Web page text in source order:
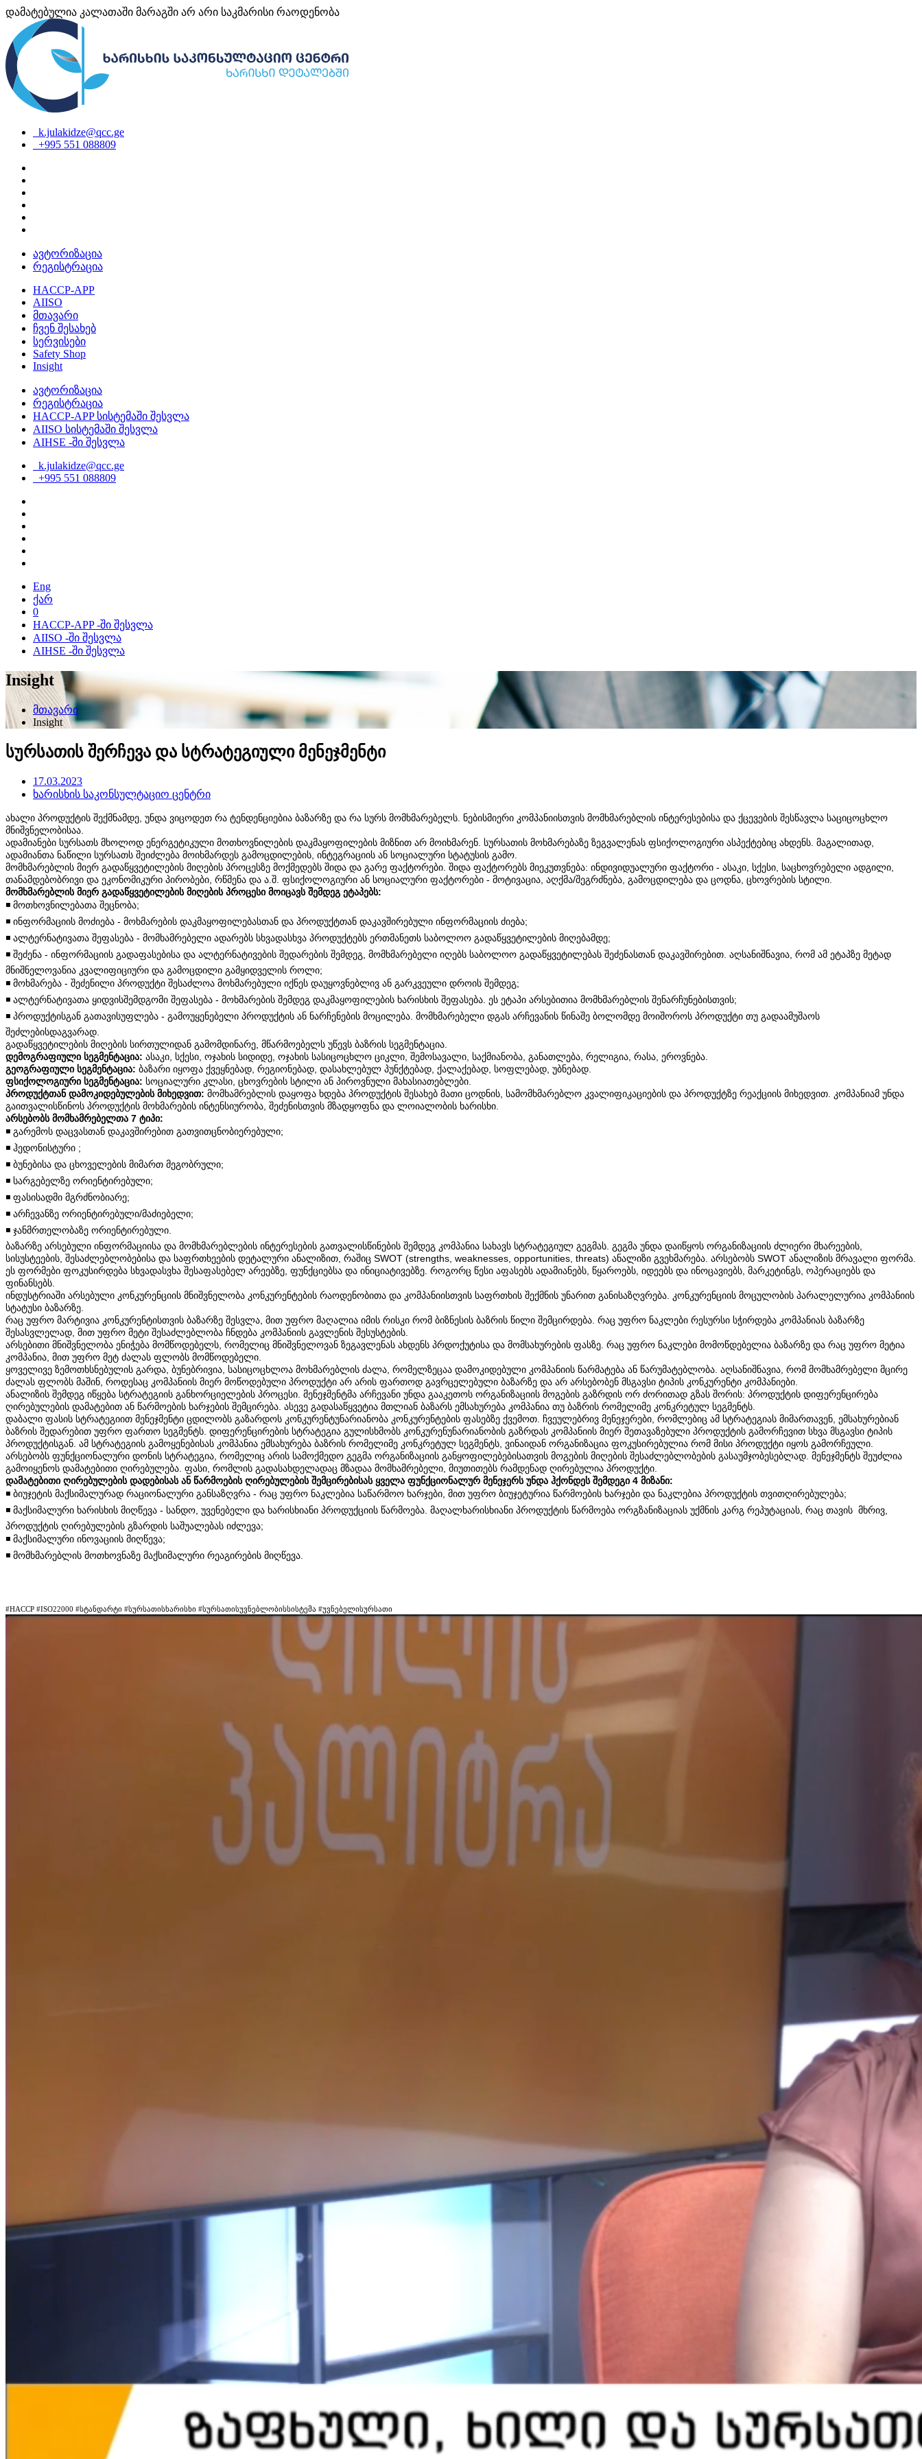
დამატებულია კალათაში მარაგში არ არი საკმარისი რაოდენობა
k.julakidze@qcc.ge
+995 551 088809
ავტორიზაცია
რეგისტრაცია
HACCP-APP
AIISO
მთავარი
ჩვენ შესახებ
სერვისები
Safety Shop
Insight
ავტორიზაცია
რეგისტრაცია
HACCP-APP სისტემაში შესვლა
AIISO სისტემაში შესვლა
AIHSE -ში შესვლა
k.julakidze@qcc.ge
+995 551 088809
Eng
ქარ
0
HACCP-APP -ში შესვლა
AIISO -ში შესვლა
AIHSE -ში შესვლა
Insight
მთავარი
Insight
სურსათის შერჩევა და სტრატეგიული მენეჯმენტი
17.03.2023
ხარისხის საკონსულტაციო ცენტრი
ახალი პროდუქტის შექმნამდე, უნდა ვიცოდეთ რა ტენდენციებია ბაზარზე და რა სურს მომხმარებელს. ნებისმიერი კომპანიისთვის მომხმარებლის ინტერესებისა და ქცევების შესწავლა საციცოცხლო
მნიშვნელობისაა.
ადამიანები სურსათს მხოლოდ ენერგეტიკული მოთხოვნილების დაკმაყოფილების მიზნით არ მოიხმარენ. სურსათის მოხმარებაზე ზეგვალენას ფსიქოლოგიური ასპექტებიც ახდენს. მაგალითად,
ადამიანთა ნაწილი სურსათს შეიძლება მოიხმარდეს გამოცდილების, ინტეგრაციის ან სოციალური სტატუსის გამო.
მომხმარებლის მიერ გადაწყვეტილების მიღების პროცესზე მოქმედებს შიდა და გარე ფაქტორები. შიდა ფაქტორებს მიეკუთვნება: ინდივიდუალური ფაქტორი - ასაკი, სქესი, საცხოვრებელი ადგილი,
თანამდებობრივი და ეკონომიკური პირობები, რწმენა და ა.შ. ფსიქოლოგიური ან სოციალური ფაქტორები - მოტივაცია, აღქმა/შეგრძნება, გამოცდილება და ცოდნა, ცხოვრების სტილი.
მომხმარებლის მიერ გადაწყვეტილების მიღების პროცესი მოიცავს შემდეგ ეტაპებს:
◾️ მოთხოვნილებათა შეცნობა;
◾️ ინფორმაციის მოძიება - მოხმარების დაკმაყოფილებასთან და პროდუქტთან დაკავშირებული ინფორმაციის ძიება;
◾️ ალტერნატივათა შეფასება - მომხამრებელი ადარებს სხვადასხვა პროდუქტებს ერთმანეთს საბოლოო გადაწყვეტილების მიღებამდე;
◾️ შეძენა - ინფორმაციის გადაფასებისა და ალტერნატივების შედარების შემდეგ, მომხმარებელი იღებს საბოლოო გადაწყვეტილებას შეძენასთან დაკავშირებით. აღსანიშნავია, რომ ამ ეტაპზე მეტად
მნიშნელოვანია კვალიფიციური და გამოცდილი გამყიდველის როლი;
◾️ მოხმარება - შეძენილი პროდუქტი შესაძლოა მოხმარებული იქნეს დაუყოვნებლივ ან გარკვეული დროის შემდეგ;
◾️ ალტერნატივათა ყიდვისშემდგომი შეფასება - მოხმარების შემდეგ დაკმაყოფილების ხარისხის შეფასება. ეს ეტაპი არსებითია მომხმარებლის შენარჩუნებისთვის;
◾️ პროდუქტისგან გათავისუფლება - გამოუყენებელი პროდუქტის ან ნარჩენების მოცილება. მომხმარებელი დგას არჩევანის წინაშე ბოლომდე მოიშოროს პროდუქტი თუ გადაამუშაოს
შეძლებისდაგვარად.
გადაწყვეტილების მიღების სირთულიდან გამომდინარე, მწარმოებელს უწევს ბაზრის სეგმენტაცია.
დემოგრაფიული სეგმენტაცია: ასაკი, სქესი, ოჯახის სიდიდე, ოჯახის სასიცოცხლო ციკლი, შემოსავალი, საქმიანობა, განათლება, რელიგია, რასა, ეროვნება.
გეოგრაფიული სეგმენტაცია: ბაზარი იყოფა ქვეყნებად, რეგიონებად, დასახლებულ პუნქტებად, ქალაქებად, სოფლებად, უბნებად.
ფსიქოლოგიური სეგმენტაცია: სოციალური კლასი, ცხოვრების სტილი ან პიროვნული მახასიათებლები.
პროდუქტთან დამოკიდებულების მიხედვით: მომხამრებლის დაყოფა ხდება პროდუქტის შესახებ მათი ცოდნის, სამომხმარებლო კვალიფიკაციების და პროდუქტზე რეაქციის მიხედვით. კომპანიამ უნდა
გაითვალისწინოს პროდუქტის მოხმარების ინტენსიურობა, შეძენისთვის მზადყოფნა და ლოიალობის ხარისხი.
არსებობს მომხამრებელთა 7 ტიპი:
◾️ გარემოს დაცვასთან დაკავშირებით გათვითცნობიერებული;
◾️ ჰედონისტური ;
◾️ ბუნებისა და ცხოველების მიმართ მეგობრული;
◾️ სარგებელზე ორიენტირებული;
◾️ ფასისადმი მგრძნობიარე;
◾️ არჩევანზე ორიენტირებული/მაძიებელი;
◾️ ჯანმრთელობაზე ორიენტირებული.
ბაზარზე არსებული ინფორმაციისა და მომხმარებლების ინტერესების გათვალისწინების შემდეგ კომპანია სახავს სტრატეგიულ გეგმას. გეგმა უნდა დაიწყოს ორგანიზაციის ძლიერი მხარეების,
სისუსტეების, შესაძლებლობებისა და საფრთხეების დეტალური ანალიზით, რაშიც SWOT (strengths, weaknesses, opportunities, threats) ანალიზი გვეხმარება. არსებობს SWOT ანალიზის მრავალი ფორმა.
ეს ფორმები ფოკუსირდება სხვადასვხა შესაფასებელ არეებზე, ფუნქციებსა და ინიციატივებზე. როგორც წესი აფასებს ადამიანებს, წყაროებს, იდეებს და ინოცავიებს, მარკეტინგს, ოპერაციებს და
ფინანსებს.
ინდუსტრიაში არსებული კონკურენციის მნიშვნელობა კონკურენტების რაოდენობითა და კომპანიისთვის საფრთხის შექმნის უნარით განისაზღვრება. კონკურენციის მოცულობის პარალელურია კომპანიის
სტატუსი ბაზარზე.
რაც უფრო მარტივია კონკურენტისთვის ბაზარზე შესვლა, მით უფრო მაღალია იმის რისკი რომ ბიზნესის ბაზრის წილი შემცირდება. რაც უფრო ნაკლები რესურსი სჭირდება კომპანიას ბაზარზე
შესასვლელად, მით უფრო მეტი შესაძლებლობა ჩნდება კომპანიის გავლენის შესუსტების.
არსებითი მნიშვნელობა ენიჭება მომწოდებელს, რომელიც მნიშვნელოვან ზეგავლენას ახდენს პრდოქუტისა და მომსახურების ფასზე. რაც უფრო ნაკლები მომოწდებელია ბაზარზე და რაც უფრო მეტია
კომპანია, მით უფრო მეტ ძალას ფლობს მომწოდებელი.
ყოველივე ზემოთხსნებულის გარდა, ბუნებრივია, სასიცოცხლოა მოხმარებლის ძალა, რომელზეცაა დამოკიდებული კომპანიის წარმატება ან წარუმატებლობა. აღსანიშნავია, რომ მომხამრებელი მცირე
ძალას ფლობს მაშინ, როდესაც კომპანიის მიერ მოწოდებული პროდუქტი არ არის ფართოდ გავრცელებული ბაზარზე და არ არსებობენ მსგავსი ტიპის კონკურენტი კომპანიები.
ანალიზის შემდეგ იწყება სტრატეგიის განხორციელების პროცესი. მენეჯმენტმა არჩევანი უნდა გააკეთოს ორგანიზაციის მოგების გაზრდის ორ ძორითად გზას შორის: პროდუქტის დიფერენცირება
ღირებულების დამატებით ან წარმოების ხარჯების შემცირება. ასევე გადასაწყვეტია მთლიან ბაზარს ემსახურება კომპანია თუ ბაზრის რომელიმე კონკრეტულ სეგმენტს.
დაბალი ფასის სტრატეგიით მენეჯმენტი ცდილობს გაზარდოს კონკურენტუნარიანობა კონკურენტების ფასებზე ქვემოთ. ჩვეულებრივ მენეჯერები, რომლებიც ამ სტრატეგიას მიმართავენ, ემსახურებიან
ბაზრის შედარებით უფრო ფართო სეგმენტს. დიფერენცირების სტრატეგია გულისხმობს კონკურენუნარიანობის გაზრდას კომპანიის მიერ შეთავაზებული პროდუქტის გამორჩევით სხვა მსგავსი ტიპის
პროდუქტისგან. ამ სტრატეგიის გამოყენებისას კომპანია ემსახურება ბაზრის რომელიმე კონკრეტულ სეგმენტს, ვინაიდან ორგანიზაცია ფოკუსირებულია რომ მისი პროდუქტი იყოს გამორჩეული.
არსებობს ფუნქციონალური დონის სტრატეგია, რომელიც არის სამოქმედო გეგმა ორგანიზაციის განყოფილებებისათვის მოგების მიღების შესაძლებლობების გასაუმჯობესებლად. მენეჯმენტს შეუძლია
გამოიყენოს დამატებითი ღირებულება. ფასი, რომლის გადასახდელადაც მზადაა მომხამრებელი, მიუთითებს რამდენად ღირებულია პროდუქტი.
დამატებითი ღირებულების დადებისას ან წარმოების ღირებულების შემცირებისას ყველა ფუნქციონალურ მენეჯერს უნდა ჰქონდეს შემდეგი 4 მიზანი:
◾️ ბიუჯეტის მაქსიმალურად რაციონალური განსაზღვრა - რაც უფრო ნაკლებია საწარმოო ხარჯები, მით უფრო ბიუჯეტურია წარმოების ხარჯები და ნაკლებია პროდუქტის თვითღირებულება;
◾️ მაქსიმალური ხარისხის მიღწევა - სანდო, უვენებელი და ხარისხიანი პროდუქციის წარმოება. მაღალხარისხიანი პროდუქტის წარმოება ორგზანიზაციას უქმნის კარგ რეპუტაციას, რაც თავის მხრივ,
პროდუქტის ღირებულების გზარდის საშუალებას იძლევა;
◾️ მაქსიმალური ინოვაციის მიღწევა;
◾️ მომხმარებლის მოთხოვნაზე მაქსიმალური რეაგირების მიღწევა.
#HACCP #ISO22000 #სტანდარტი #სურსათისხარისხი #სურსათისუვნებლობისსისტემა #უვნებელისურსათი